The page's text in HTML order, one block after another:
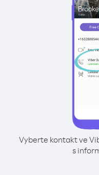
Vyberte kontakt ve
s